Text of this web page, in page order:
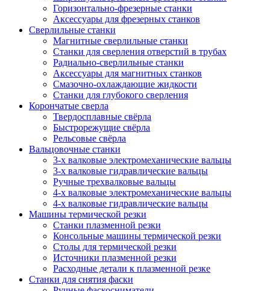
Горизонтально-фрезерные станки
Аксессуары для фрезерных станков
Сверлильные станки
Магнитные сверлильные станки
Станки для сверления отверстий в трубах
Радиально-сверлильные станки
Аксессуары для магнитных станков
Смазочно-охлаждающие жидкости
Станки для глубокого сверления
Корончатые сверла
Твердосплавные свёрла
Быстрорежущие свёрла
Рельсовые свёрла
Вальцовочные станки
3-х валковые электромеханические вальцы
3-х валковые гидравлические вальцы
Ручные трехвалковые вальцы
4-х валковые электромеханические вальцы
4-х валковые гидравлические вальцы
Машины термической резки
Станки плазменной резки
Консольные машины термической резки
Столы для термической резки
Источники плазменной резки
Расходные детали к плазменной резке
Станки для снятия фаски